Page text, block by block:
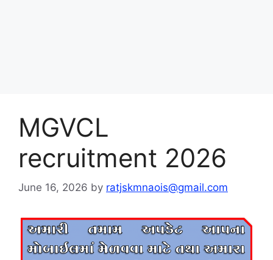
MGVCL
recruitment 2026
June 16, 2026 by ratjskmnaois@gmail.com